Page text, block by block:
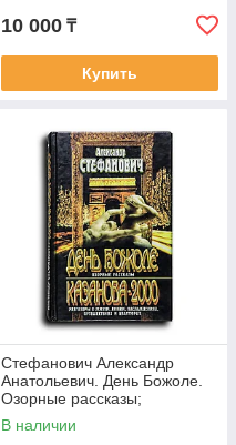
10 000 ₸
Купить
Стефанович Александр
Анатольевич. День Божоле.
Озорные рассказы;
Казанова-2000: Разговоры о
жизни, любви,
В наличии